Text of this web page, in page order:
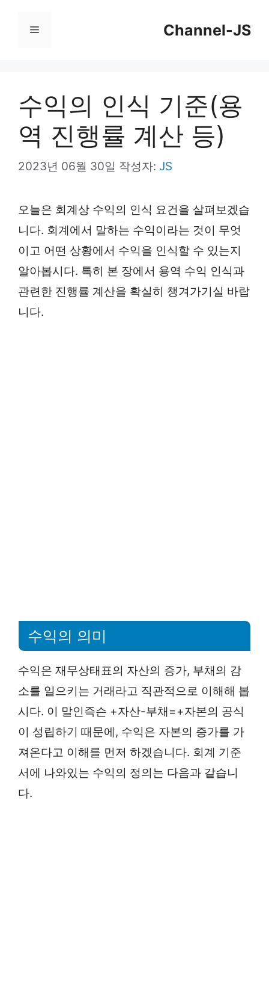
Channel-JS
메
수익의 인식 기준(용
역 진행률 계산 등)
2023년 06월 30일 작성자: JS
오늘은 회계상 수익의 인식 요건을 살펴보겠습
니다. 회계에서 말하는 수익이라는 것이 무엇
이고 어떤 상황에서 수익을 인식할 수 있는지
알아봅시다. 특히 본 장에서 용역 수익 인식과
관련한 진행률 계산을 확실히 챙겨가기실 바랍
니다.
수익의 의미
수익은 재무상태표의 자산의 증가, 부채의 감
소를 일으키는 거래라고 직관적으로 이해해 봅
시다. 이 말인즉슨 +자산-부채=+자본의 공식
이 성립하기 때문에, 수익은 자본의 증가를 가
져온다고 이해를 먼저 하겠습니다. 회계 기준
서에 나와있는 수익의 정의는 다음과 같습니
다.